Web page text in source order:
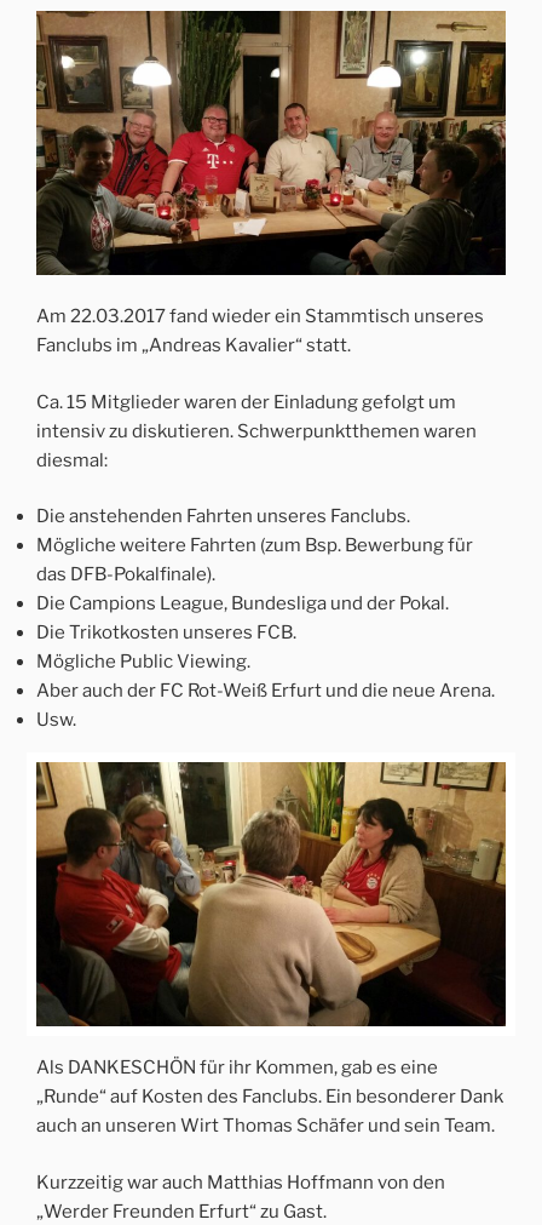
Am 22.03.2017 fand wieder ein Stammtisch unseres
Fanclubs im „Andreas Kavalier“ statt.
Ca. 15 Mitglieder waren der Einladung gefolgt um
intensiv zu diskutieren. Schwerpunktthemen waren
diesmal:
Die anstehenden Fahrten unseres Fanclubs.
Mögliche weitere Fahrten (zum Bsp. Bewerbung für
das DFB-Pokalfinale).
Die Campions League, Bundesliga und der Pokal.
Die Trikotkosten unseres FCB.
Mögliche Public Viewing.
Aber auch der FC Rot-Weiß Erfurt und die neue Arena.
Usw.
Als DANKESCHÖN für ihr Kommen, gab es eine
„Runde“ auf Kosten des Fanclubs. Ein besonderer Dank
auch an unseren Wirt Thomas Schäfer und sein Team.
Kurzzeitig war auch Matthias Hoffmann von den
„Werder Freunden Erfurt“ zu Gast.